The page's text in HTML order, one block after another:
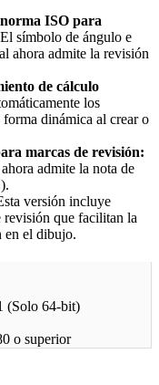
ISO para
El símbolo de ángulo e
ahora admite la revisión
de cálculo
los
dinámica al crear o
marcas de revisión:
admite la nota de
versión incluye
revisión que facilitan la
en el dibujo.
(Solo 64-bit)
o superior